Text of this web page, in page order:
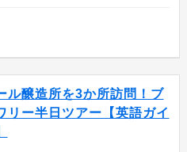
ル醸造所を3か所訪問！ブ
リー半日ツアー【英語ガイ